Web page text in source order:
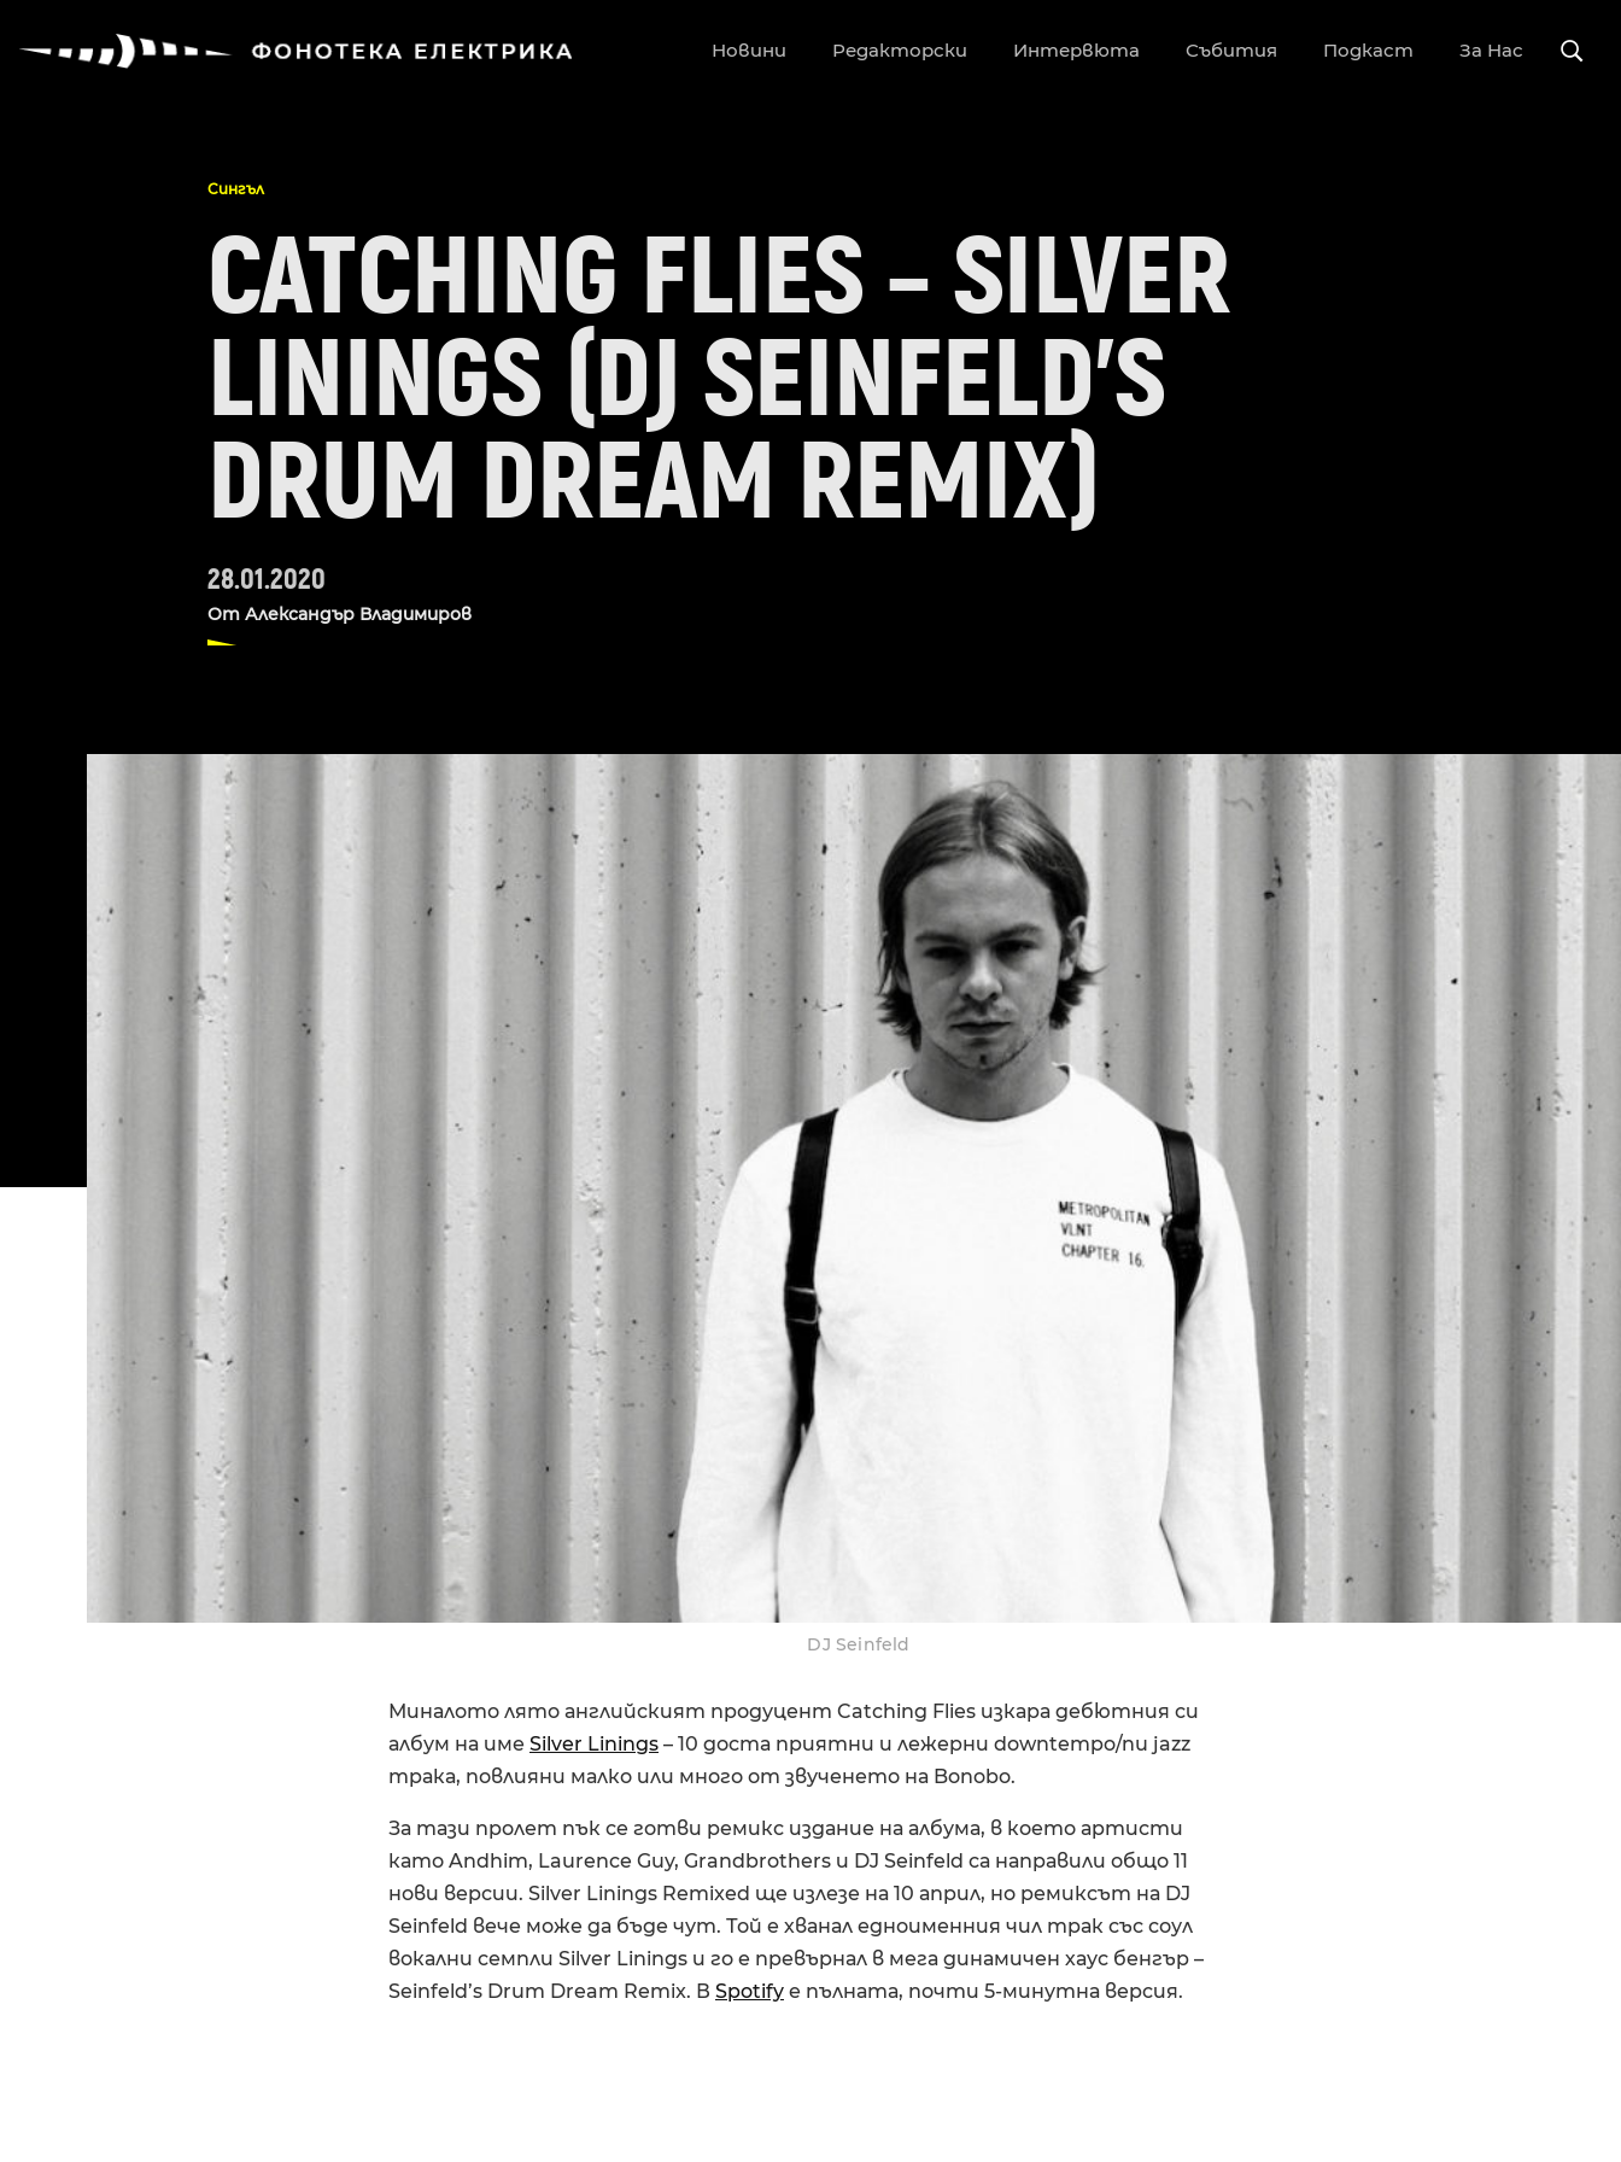
Новини Редакторски Интервюта Събития Подкаст За Нас
Сингъл
CATCHING FLIES – SILVER
LININGS (DJ SEINFELD’S
DRUM DREAM REMIX)
28.01.2020
От Александър Владимиров
DJ Seinfeld
Миналото лято английският продуцент Catching Flies изкара дебютния си
албум на име Silver Linings – 10 доста приятни и лежерни downtempo/nu jazz
трака, повлияни малко или много от звученето на Bonobo.
За тази пролет пък се готви ремикс издание на албума, в което артисти
като Andhim, Laurence Guy, Grandbrothers и DJ Seinfeld са направили общо 11
нови версии. Silver Linings Remixed ще излезе на 10 април, но ремиксът на DJ
Seinfeld вече може да бъде чут. Той е хванал едноименния чил трак със соул
вокални семпли Silver Linings и го е превърнал в мега динамичен хаус бенгър –
Seinfeld’s Drum Dream Remix. В Spotify е пълната, почти 5-минутна версия.